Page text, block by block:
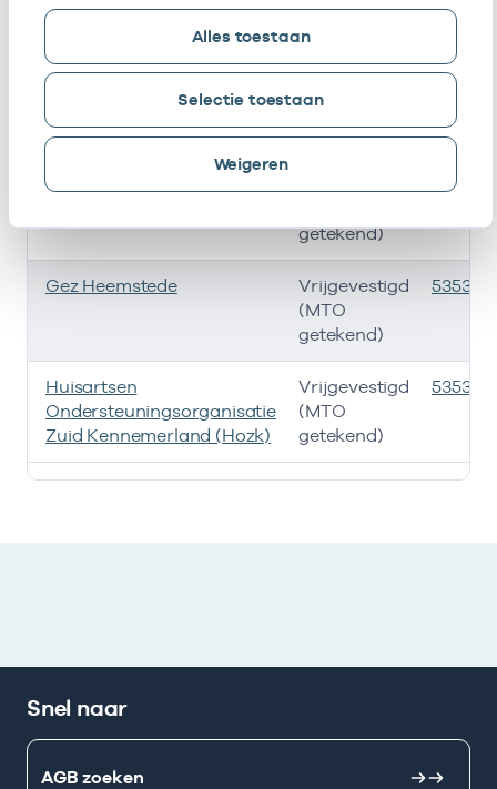
Alles toestaan
Selectie toestaan
Weigeren
Ik heb een arbeidsrelatie met
(MTO
getekend)
Kcoetz Cvrm B.v. I.o.
(MTO
getekend)
Kcoetz Wijkgerichte Zorg
getekend)
Gez Heemstede
Vrijgevestigd
(MTO
getekend)
Huisartsen
Ondersteuningsorganisatie
Zuid Kennemerland (Hozk)
Vrijgevestigd
(MTO
getekend)
Snel naar
AGB zoeken